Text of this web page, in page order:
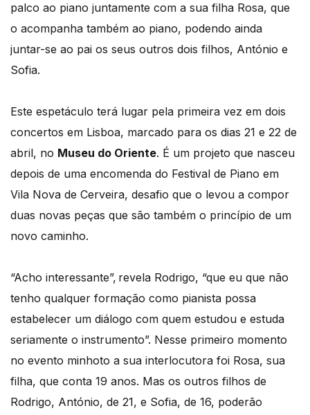
palco ao piano juntamente com a sua filha Rosa, que
o acompanha também ao piano, podendo ainda
juntar-se ao pai os seus outros dois filhos, António e
Sofia.
Este espetáculo terá lugar pela primeira vez em dois
concertos em Lisboa, marcado para os dias 21 e 22 de
abril, no Museu do Oriente. É um projeto que nasceu
depois de uma encomenda do Festival de Piano em
Vila Nova de Cerveira, desafio que o levou a compor
duas novas peças que são também o princípio de um
novo caminho.
“Acho interessante”, revela Rodrigo, “que eu que não
tenho qualquer formação como pianista possa
estabelecer um diálogo com quem estudou e estuda
seriamente o instrumento”. Nesse primeiro momento
no evento minhoto a sua interlocutora foi Rosa, sua
filha, que conta 19 anos. Mas os outros filhos de
Rodrigo, António, de 21, e Sofia, de 16, poderão